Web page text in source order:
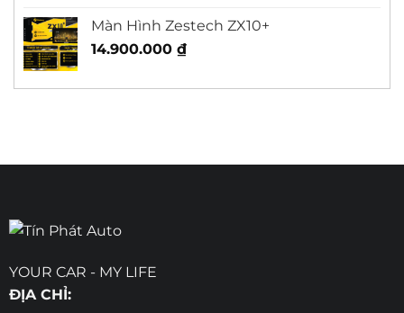
Màn Hình Zestech ZX10+
14.900.000 ₫
YOUR CAR - MY LIFE
ĐỊA CHỈ: